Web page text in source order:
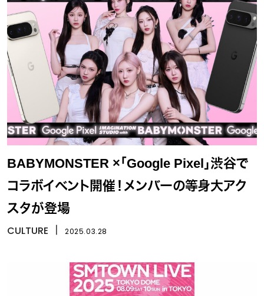
BABYMONSTER ×「Google Pixel」渋谷で
コラボイベント開催！メンバーの等身大アク
スタが登場
CULTURE 2025.03.28